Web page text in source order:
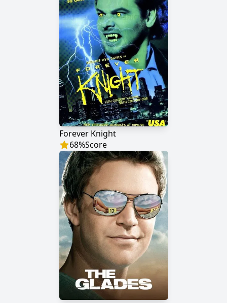
Forever Knight
68%Score